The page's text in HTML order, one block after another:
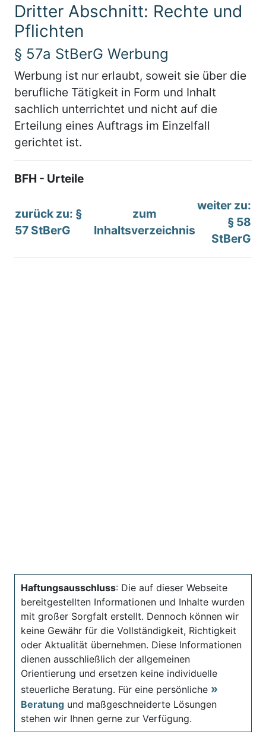
Dritter Abschnitt: Rechte und
Pflichten
§ 57a StBerG Werbung
Werbung ist nur erlaubt, soweit sie über die
berufliche Tätigkeit in Form und Inhalt
sachlich unterrichtet und nicht auf die
Erteilung eines Auftrags im Einzelfall
gerichtet ist.
BFH - Urteile
zurück zu: §
57 StBerG
zum
Inhaltsverzeichnis
weiter zu:
§ 58
StBerG
Haftungsausschluss: Die auf dieser Webseite
bereitgestellten Informationen und Inhalte wurden
mit großer Sorgfalt erstellt. Dennoch können wir
keine Gewähr für die Vollständigkeit, Richtigkeit
oder Aktualität übernehmen. Diese Informationen
dienen ausschließlich der allgemeinen
Orientierung und ersetzen keine individuelle
steuerliche Beratung. Für eine persönliche
Beratung und maßgeschneiderte Lösungen
stehen wir Ihnen gerne zur Verfügung.